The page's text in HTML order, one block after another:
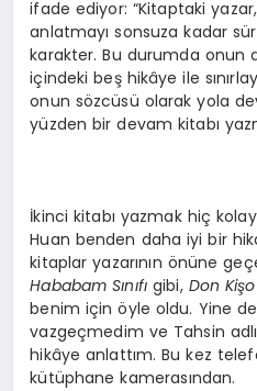
ifade ediyor: “Kitaptaki
anlatmayı sonsuza kadar
karakter. Bu durumda onun
içindeki beş hikâye ile
onun sözcüsü olarak yola
yüzden bir devam kitabı
İkinci kitabı yazmak hiç
Huan benden daha iyi bir
kitaplar yazarının önüne
Hababam Sınıfı gibi, Don Kişo
benim için öyle oldu. Yine
vazgeçmedim ve Tahsin
hikâye anlattım. Bu kez
kütüphane kamerasından.